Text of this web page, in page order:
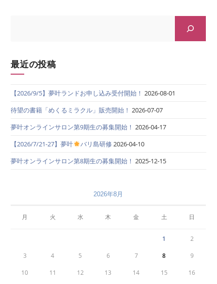
最近の投稿
【2026/9/5】夢叶ランドお申し込み受付開始！ 2026-08-01
待望の書籍「めくるミラクル」販売開始！ 2026-07-07
夢叶オンラインサロン第9期生の募集開始！ 2026-04-17
【2026/7/21-27】夢叶
バリ島研修2026-04-10
夢叶オンラインサロン第8期生の募集開始！ 2025-12-15
2026年8月
月 火 水 木 金 土 日
1 2
3 4 5 6 7 8 9
10 11 12 13 14 15 16